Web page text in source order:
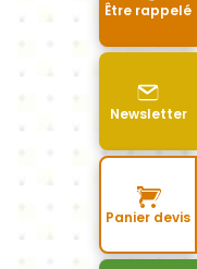
Être rappelé
Newsletter
Panier devis